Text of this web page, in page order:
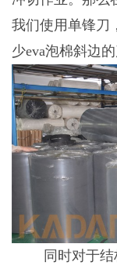
我们使用单锋刀
少eva泡棉斜边的
同时对于结